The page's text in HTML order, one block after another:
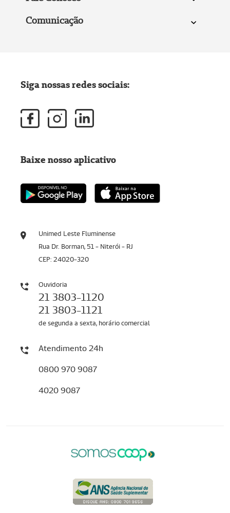
Comunicação
Unimed Leste Fluminense
Rua Dr. Borman, 51 - Niterói - RJ
CEP: 24020-320
Ouvidoria
21 3803-1120
21 3803-1121
de segunda a sexta, horário comercial
Atendimento 24h
0800 970 9087
4020 9087
Siga nossas redes sociais:
Baixe nosso aplicativo